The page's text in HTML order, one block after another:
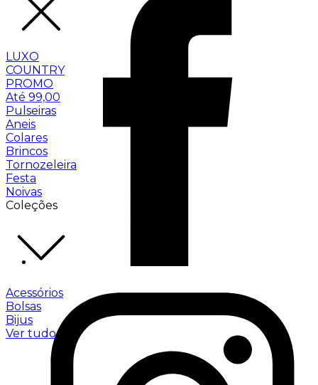
LUXO
COUNTRY
PROMO
Até 99,00
Pulseiras
Aneis
Colares
Brincos
Tornozeleira
Festa
Noivas
Coleções
Acessórios
Bolsas
Bijus
Ver tudo